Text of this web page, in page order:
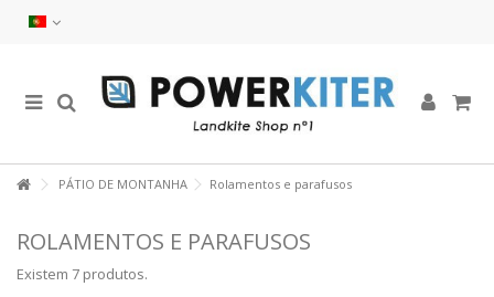
PÁTIO DE MONTANHA Rolamentos e parafusos
ROLAMENTOS E PARAFUSOS
Existem 7 produtos.